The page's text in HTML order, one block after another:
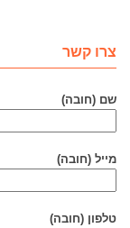
צרו קשר
שם (חובה)
מייל (חובה)
טלפון (חובה)